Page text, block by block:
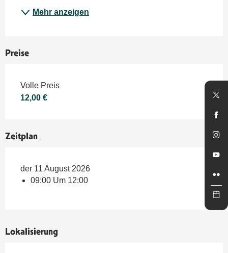
Mehr anzeigen
Preise
Preise 2026
Volle Preis
12,00 €
Zeitplan
der 11 August 2026
09:00 Um 12:00
Lokalisierung